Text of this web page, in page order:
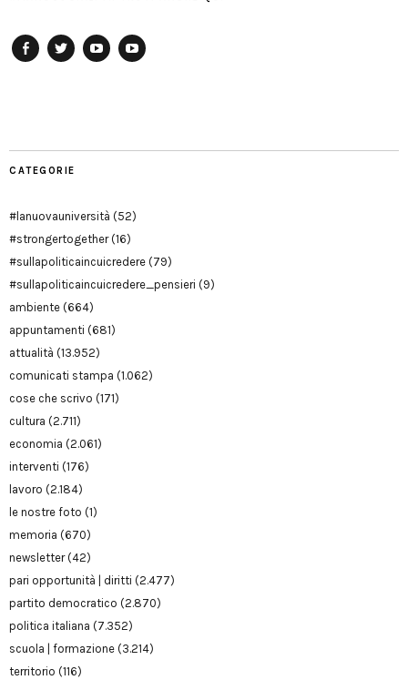
CATEGORIE
#lanuovauniversità (52)
#strongertogether(16)
#sullapoliticaincuicredere (79)
#sullapoliticaincuicredere_pensieri (9)
ambiente (664)
appuntamenti (681)
attualità (13.952)
comunicati stampa (1.062)
cose che scrivo (171)
cultura (2.711)
economia (2.061)
interventi (176)
lavoro (2.184)
le nostre foto (1)
memoria (670)
newsletter(42)
pari opportunità | diritti (2.477)
partito democratico (2.870)
politica italiana (7.352)
scuola | formazione (3.214)
territorio (116)